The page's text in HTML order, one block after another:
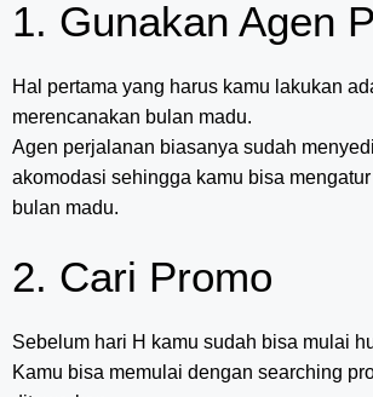
1. Gunakan Agen
Hal pertama yang harus kamu lakukan
merencanakan bulan madu.
Agen perjalanan biasanya sudah
akomodasi sehingga kamu bisa
bulan madu.
2. Cari Promo
Sebelum hari H kamu sudah bisa mulai
Kamu bisa memulai dengan searching